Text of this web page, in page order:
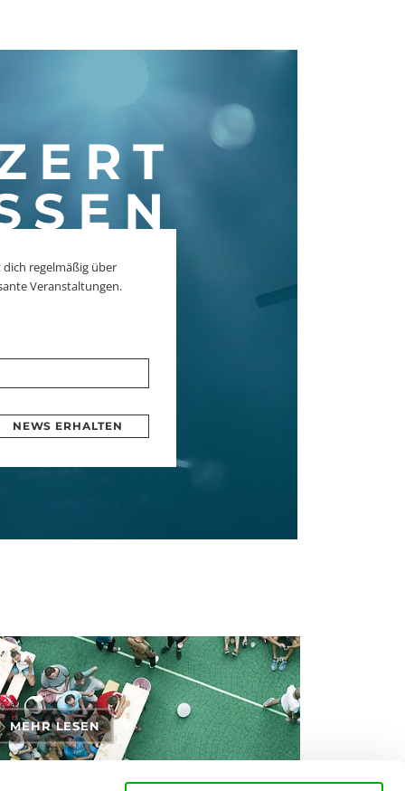
regelmäßig über
Veranstaltungen.
NEWS ERHALTEN
MEHR LESEN